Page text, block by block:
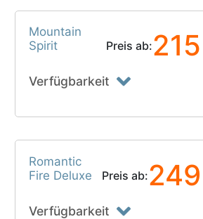
Mountain
Spirit
Preis ab:
Verfügbarkeit
Romantic
Fire Deluxe
Preis ab:
Verfügbarkeit